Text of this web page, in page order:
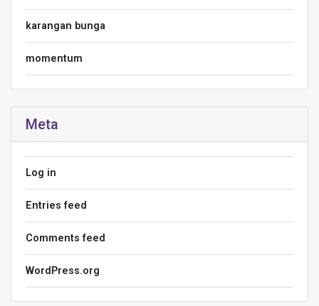
karangan bunga
momentum
Meta
Log in
Entries feed
Comments feed
WordPress.org